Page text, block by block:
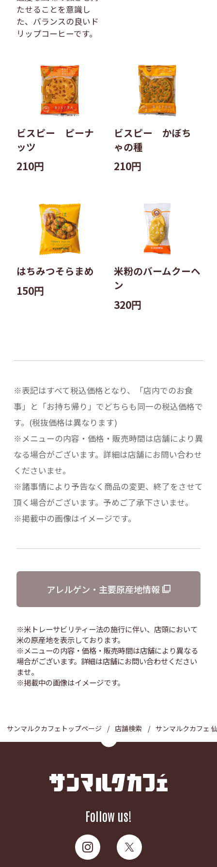
たせることを意識し
た、バランスの良いド
リップコーヒーです。
ビスピー ピーナ
ッツ
210円
ビスピー かぼち
ゃの種
210円
はちみつそらまめ
150円
米粉のバームクーヘ
ン
320円
※表記はすべて税込価格となり、「店内でのお食
事」と「お持ち帰り」でどちらも同一の税込価格で
す。(税抜価格は異なります)
※メニューの内容・価格・販売時間は店舗により異
なる場合がございます。詳細は店舗にお問い合わせ
くださいませ。
※諸事情により予告なく商品の変更、終了をさせて
頂く場合がございます。予めご了承下さいませ。
※掲載中の画像はイメージです。
アレルゲン・主要原産地情報
※米トレーサビリティー法の施行に伴い、店頭において
米の原産地を表示しております。
※メニューの内容・価格・販売時間は店舗により異なる
場合がございます。詳細は店舗にお問い合わせください
ませ。
※掲載中の画像はイメージです。
サンマルクカフェトップページ 店舗検索 サンマルクカフェ
Follow us!